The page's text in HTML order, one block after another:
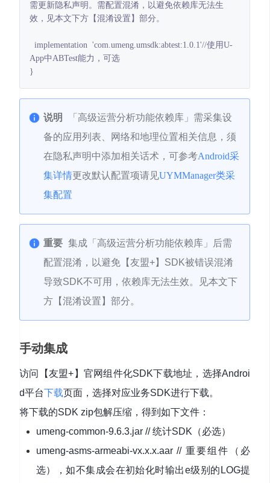
需更新隐私声明。需配置混淆，以避免依赖库无法生
效，见本文下方【混淆设置】部分。
App中ABTest能力，可选
}
说明
「高级运营分析功能依赖库」需采集设
备的应用列表、网络和地理位置相关信息，须
在隐私声明中添加相关话术，可参考Android采
集详情更改默认配置项请见UYMManager类采
集配置
重要 集成「高级运营分析功能依赖库」后需
配置混淆，以避免【友盟+】SDK被错误混淆
导致SDK不可用，依赖库无法生效。见本文下
方【混淆设置】部分。
手动集成
访问【友盟+】官网组件化SDK下载地址，选择Androi
d平台下载页面，选择对应业务SDK进行下载。
将下载的SDK zip包解压缩，得到如下文件：
umeng-common-9.6.3.jar // 统计SDK（必选）
umeng-asms-armeabi-vx.x.x.aar // 重要组件（必
选），如不集成会在初始化时输出e级别的LOG提